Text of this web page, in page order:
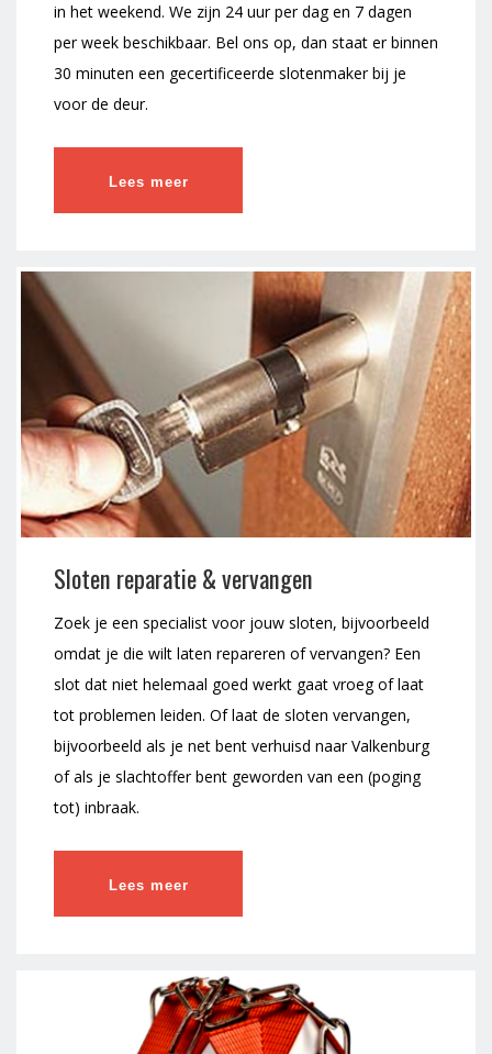
in het weekend. We zijn 24 uur per dag en 7 dagen
per week beschikbaar. Bel ons op, dan staat er binnen
30 minuten een gecertificeerde slotenmaker bij je
voor de deur.
Lees meer
Sloten reparatie & vervangen
Zoek je een specialist voor jouw sloten, bijvoorbeeld
omdat je die wilt laten repareren of vervangen? Een
slot dat niet helemaal goed werkt gaat vroeg of laat
tot problemen leiden. Of laat de sloten vervangen,
bijvoorbeeld als je net bent verhuisd naar Valkenburg
of als je slachtoffer bent geworden van een (poging
tot) inbraak.
Lees meer